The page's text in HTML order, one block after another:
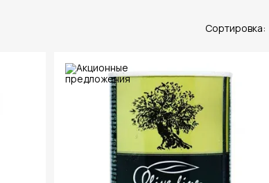
Сортировка: